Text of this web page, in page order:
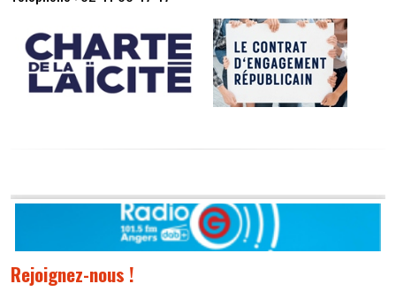
Rejoignez-nous !